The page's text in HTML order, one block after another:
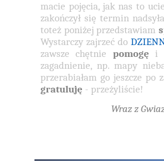
macie pojęcia, jak nas to
zakończył się termin
toteż poniżej przedstawiam
Wystarczy zajrzeć do
zawsze chętnie pomogę i
zagadnienie, np. mapy
przerabiałam go jeszcze po
gratuluję - przeżyliście!
Wraz z